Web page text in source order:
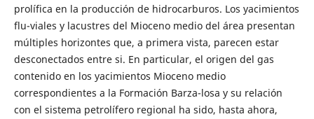
prolífica en la producción de hidrocarburos. Los yacimientos
flu-viales y lacustres del Mioceno medio del área presentan
múltiples horizontes que, a primera vista, parecen estar
desconectados entre si. En particular, el origen del gas
contenido en los yacimientos Mioceno medio
correspondientes a la Formación Barza-losa y su relación
con el sistema petrolífero regional ha sido, hasta ahora,